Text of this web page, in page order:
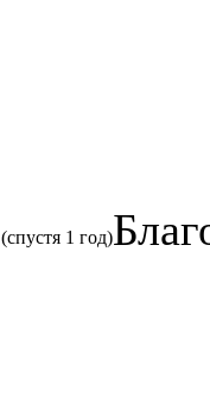
(спустя 1 год)